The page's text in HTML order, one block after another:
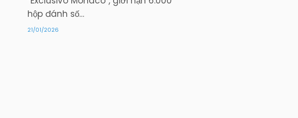
hộp đánh số…
21/01/2026